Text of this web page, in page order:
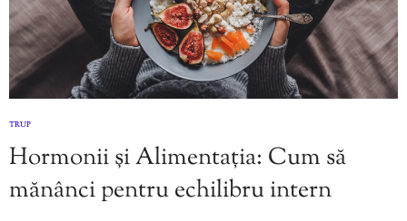
TRUP
Hormonii și Alimentația: Cum să
mănânci pentru echilibru intern